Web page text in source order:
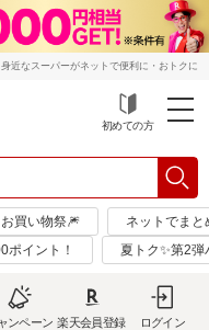
身近なスーパーがネットで便利に・おトクに
初めての方
買い物祭🎆
ネットでまと
ポイント！ 夏トク✨第2
ンペーン 楽天会員登録 ログイン